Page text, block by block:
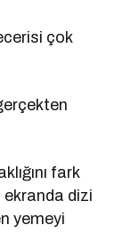
çok
fark
ekranda dizi
yemeyi